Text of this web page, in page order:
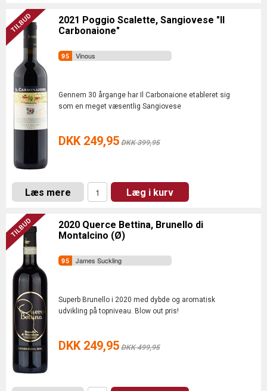
2021 Poggio Scalette, Sangiovese "Il
Carbonaione"
Vinous
Gennem 30 årgange har Il Carbonaione etableret sig
som en meget væsentlig Sangiovese
DKK 249,95 DKK 399,95
Læs mere Læg i kurv
2020 Querce Bettina, Brunello di
Montalcino (Ø)
James Suckling
Superb Brunello i 2020 med dybde og aromatisk
udvikling på topniveau. Blow out pris!
DKK 249,95 DKK 499,95